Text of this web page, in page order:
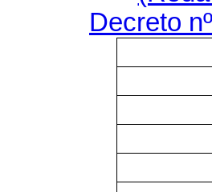
Decreto